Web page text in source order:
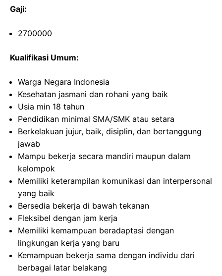
Gaji:
2700000
Kualifikasi Umum:
Warga Negara Indonesia
Kesehatan jasmani dan rohani yang baik
Usia min 18 tahun
Pendidikan minimal SMA/SMK atau setara
Berkelakuan jujur, baik, disiplin, dan bertanggung
jawab
Mampu bekerja secara mandiri maupun dalam
kelompok
Memiliki keterampilan komunikasi dan interpersonal
yang baik
Bersedia bekerja di bawah tekanan
Fleksibel dengan jam kerja
Memiliki kemampuan beradaptasi dengan
lingkungan kerja yang baru
Kemampuan bekerja sama dengan individu dari
berbagai latar belakang